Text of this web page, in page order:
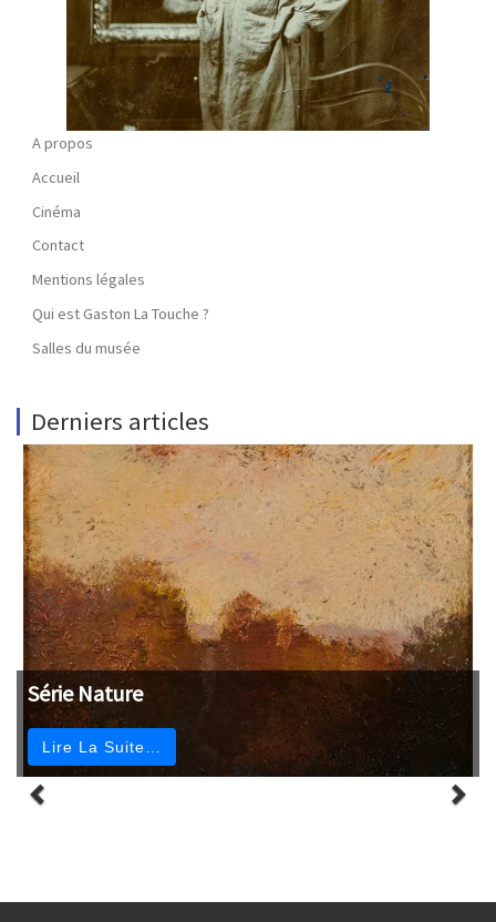
A propos
Accueil
Cinéma
Contact
Mentions légales
Qui est Gaston La Touche ?
Salles du musée
Derniers articles
Série Nature
Lire La Suite…